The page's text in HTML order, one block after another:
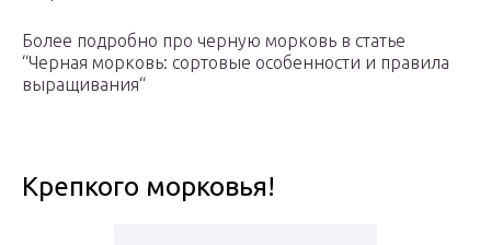
Более подробно про черную морковь в статье
“Черная морковь: сортовые особенности и правила
выращивания“
Крепкого морковья!